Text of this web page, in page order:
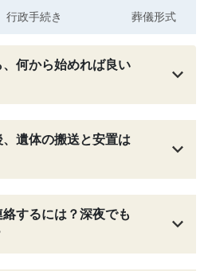
行政手続き 葬儀形式
何から始めれば良い
遺体の搬送と安置は
するには？深夜でも